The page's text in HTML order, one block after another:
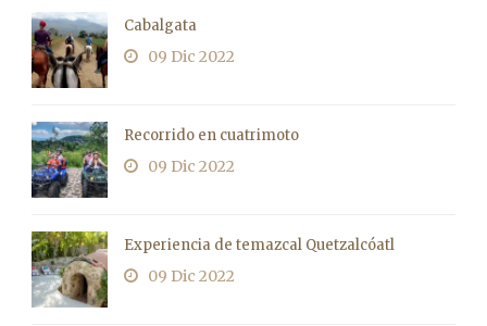
Cabalgata
09 Dic 2022
Recorrido en cuatrimoto
09 Dic 2022
Experiencia de temazcal Quetzalcóatl
09 Dic 2022